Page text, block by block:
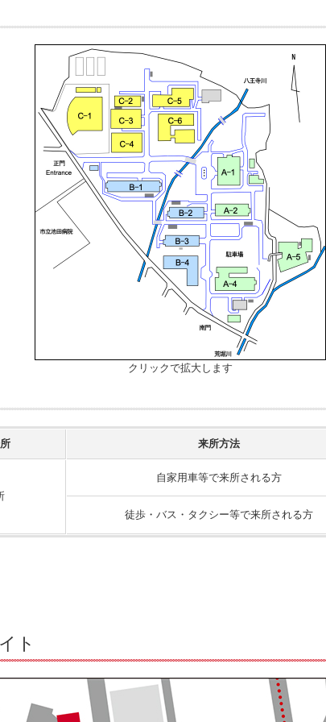
クリックで拡大します
来所方法
自家用車等で来所される方
徒歩・バス・タクシー等で来所される方
ト